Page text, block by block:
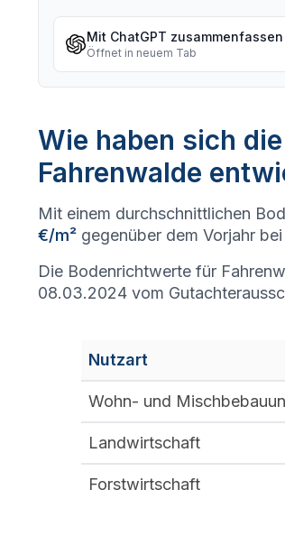
Mit ChatGPT zusammenfassen
Öffnet in neuem Tab
Wie haben sich
Fahrenwalde
Mit einem durchschnittlichen
€/m² gegenüber dem Vorjahr bei
Die Bodenrichtwerte für
08.03.2024 vom
Nutzart
Wohn- und
Landwirtschaft
Forstwirtschaft